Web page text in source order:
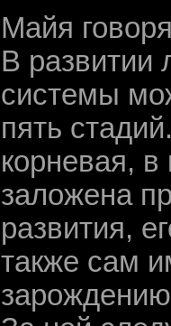
Майя
В развитии
системы
пять
корневая, в
заложена
развития,
также сам